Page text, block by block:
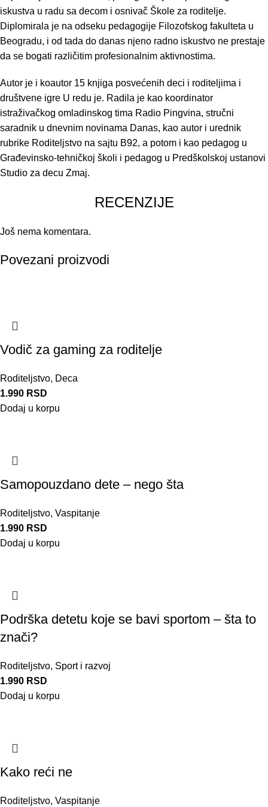
iskustva u radu sa decom i osnivač Škole za roditelje.
Diplomirala je na odseku pedagogije Filozofskog fakulteta u
Beogradu, i od tada do danas njeno radno iskustvo ne prestaje
da se bogati različitim profesionalnim aktivnostima.
Autor je i koautor 15 knjiga posvećenih deci i roditeljima i
društvene igre U redu je. Radila je kao koordinator
istraživačkog omladinskog tima Radio Pingvina, stručni
saradnik u dnevnim novinama Danas, kao autor i urednik
rubrike Roditeljstvo na sajtu B92, a potom i kao pedagog u
Građevinsko-tehničkoj školi i pedagog u Predškolskoj ustanovi
Studio za decu Zmaj.
RECENZIJE
Još nema komentara.
Povezani proizvodi
Vodič za gaming za roditelje
Roditeljstvo, Deca
1.990 RSD
Dodaj u korpu
Samopouzdano dete – nego šta
Roditeljstvo, Vaspitanje
1.990 RSD
Dodaj u korpu
Podrška detetu koje se bavi sportom – šta to
znači?
Roditeljstvo, Sport i razvoj
1.990 RSD
Dodaj u korpu
Kako reći ne
Roditeljstvo, Vaspitanje